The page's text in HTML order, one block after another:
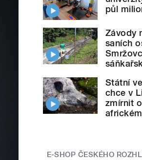
půl
Závody
saních
Státní
chce v
zmírnit
E-SHOP ČESKÉHO